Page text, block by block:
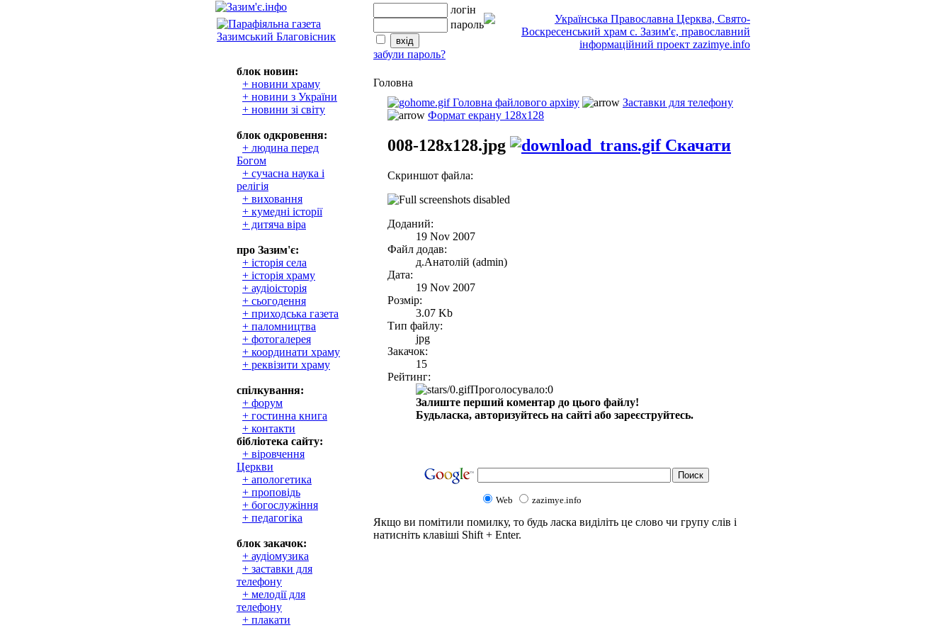
блок новин:
+ новини храму
+ новини з України
+ новини зі світу
блок одкровення:
+ людина перед
Богом
+ сучасна наука і
релігія
+ виховання
+ кумедні історії
+ дитяча віра
про Зазим'є:
+ історія села
+ історія храму
+ аудіоісторія
+ сьогодення
+ приходська газета
+ паломництва
+ фотогалерея
+ координати храму
+ реквізити храму
спілкування:
+ форум
+ гостинна книга
+ контакти
бібліотека сайту:
+ віровчення
Церкви
+ апологетика
+ проповідь
+ богослужіння
+ педагогіка
блок закачок:
+ аудіомузика
+ заставки для
телефону
+ мелодії для
телефону
+ плакати
логін
пароль
забули пароль?
Головна
Головна файлового архіву
Заставки для телефону
Формат екрану 128x128
008-128x128.jpg Скачати
Скриншот файла:
Доданий:
19 Nov 2007
Файл додав:
д.Анатолій (admin)
Дата:
19 Nov 2007
Розмір:
3.07 Kb
Тип файлу:
jpg
Закачок:
15
Рейтинг:
Проголосувало:0
Залиште перший коментар до цього файлу!
Будьласка, авторизуйтесь на сайті або зареєструйтесь.
Web zazimye.info
Якщо ви помітили помилку, то будь ласка виділіть це слово чи групу слів і
натисніть клавіші Shift + Enter.